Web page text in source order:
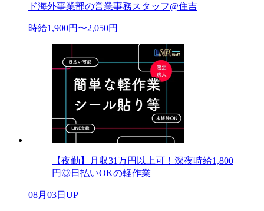
ド海外事業部の営業事務スタッフ@住吉
時給1,900円〜2,050円
【夜勤】月収31万円以上可！深夜時給1,800
円◎日払いOKの軽作業
08月03日UP